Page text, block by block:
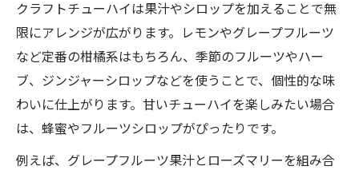
クラフトチューハイは果汁やシロップを加えることで無
限にアレンジが広がります。レモンやグレープフルーツ
など定番の柑橘系はもちろん、季節のフルーツやハー
ブ、ジンジャーシロップなどを使うことで、個性的な味
わいに仕上がります。甘いチューハイを楽しみたい場合
は、蜂蜜やフルーツシロップがぴったりです。
例えば、グレープフルーツ果汁とローズマリーを組み合